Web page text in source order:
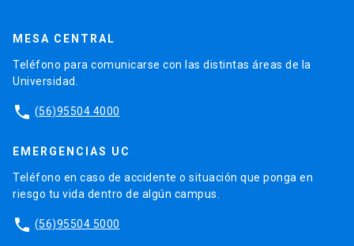
MESA CENTRAL
Teléfono para comunicarse con las distintas áreas de la
Universidad.
phone (56)95504 4000
EMERGENCIAS UC
Teléfono en caso de accidente o situación que ponga en
riesgo tu vida dentro de algún campus.
phone (56)95504 5000